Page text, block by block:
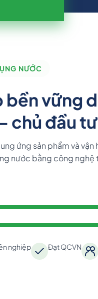
NƯỚC
bền vững
chủ đầu tư
ứng sản phẩm và vận
nước bằng công nghệ
nghiệp Đạt QCVN